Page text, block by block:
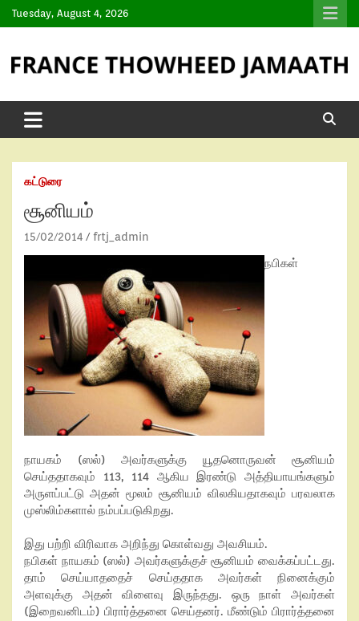
Tuesday, August 4, 2026
கட்டுரை
சூனியம்
15/02/2014 frtj_admin
நபிகள்
நாயகம் (ஸல்) அவர்களுக்கு யூதனொருவன் சூனியம்
செய்ததாகவும் 113, 114 ஆகிய இரண்டு அத்தியாயங்களும்
அருளப்பட்டு அதன் மூலம் சூனியம் விலகியதாகவும் பரவலாக
முஸ்லிம்களால் நம்பப்படுகிறது.
இது பற்றி விரிவாக அறிந்து கொள்வது அவசியம்.
நபிகள் நாயகம் (ஸல்) அவர்களுக்குச் சூனியம் வைக்கப்பட்டது.
தாம் செய்யாததைச் செய்ததாக அவர்கள் நினைக்கும்
அளவுக்கு அதன் விளைவு இருந்தது. ஒரு நாள் அவர்கள்
(இறைவனிடம்) பிரார்த்தனை செய்தனர். மீண்டும் பிரார்த்தனை